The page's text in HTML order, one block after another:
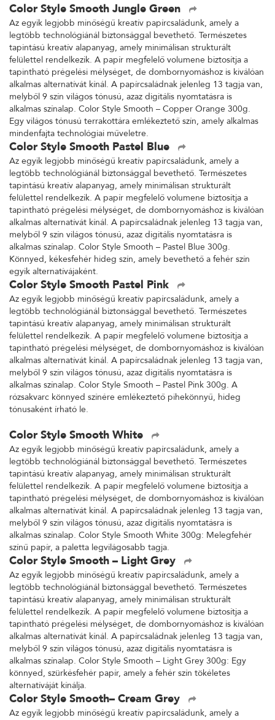
Color Style Smooth Jungle Green
Az egyik legjobb minőségű kreatív papírcsaládunk, amely a
legtöbb technológiánál biztonsággal bevethető. Természetes
tapintású kreatív alapanyag, amely minimálisan strukturált
felülettel rendelkezik. A papír megfelelő volumene biztosítja a
tapintható prégelési mélységet, de dombornyomáshoz is kiválóan
alkalmas alternatívát kínál. A papírcsaládnak jelenleg 13 tagja van,
melyből 9 szín világos tónusú, azaz digitális nyomtatásra is
alkalmas színalap. Color Style Smooth – Copper Orange 300g.
Egy világos tónusú terrakottára emlékeztető szín, amely alkalmas
mindenfajta technológiai műveletre.
Color Style Smooth Pastel Blue
Az egyik legjobb minőségű kreatív papírcsaládunk, amely a
legtöbb technológiánál biztonsággal bevethető. Természetes
tapintású kreatív alapanyag, amely minimálisan strukturált
felülettel rendelkezik. A papír megfelelő volumene biztosítja a
tapintható prégelési mélységet, de dombornyomáshoz is kiválóan
alkalmas alternatívát kínál. A papírcsaládnak jelenleg 13 tagja van,
melyből 9 szín világos tónusú, azaz digitális nyomtatásra is
alkalmas színalap. Color Style Smooth – Pastel Blue 300g.
Könnyed, kékesfehér hideg szín, amely bevethető a fehér szín
egyik alternatívájaként.
Color Style Smooth Pastel Pink
Az egyik legjobb minőségű kreatív papírcsaládunk, amely a
legtöbb technológiánál biztonsággal bevethető. Természetes
tapintású kreatív alapanyag, amely minimálisan strukturált
felülettel rendelkezik. A papír megfelelő volumene biztosítja a
tapintható prégelési mélységet, de dombornyomáshoz is kiválóan
alkalmas alternatívát kínál. A papírcsaládnak jelenleg 13 tagja van,
melyből 9 szín világos tónusú, azaz digitális nyomtatásra is
alkalmas színalap. Color Style Smooth – Pastel Pink 300g. A
rózsakvarc könnyed színére emlékeztető pihekönnyű, hideg
tónusaként írható le.
Color Style Smooth White
Az egyik legjobb minőségű kreatív papírcsaládunk, amely a
legtöbb technológiánál biztonsággal bevethető. Természetes
tapintású kreatív alapanyag, amely minimálisan strukturált
felülettel rendelkezik. A papír megfelelő volumene biztosítja a
tapintható prégelési mélységet, de dombornyomáshoz is kiválóan
alkalmas alternatívát kínál. A papírcsaládnak jelenleg 13 tagja van,
melyből 9 szín világos tónusú, azaz digitális nyomtatásra is
alkalmas színalap. Color Style Smooth White 300g: Melegfehér
színű papír, a paletta legvilágosabb tagja.
Color Style Smooth – Light Grey
Az egyik legjobb minőségű kreatív papírcsaládunk, amely a
legtöbb technológiánál biztonsággal bevethető. Természetes
tapintású kreatív alapanyag, amely minimálisan strukturált
felülettel rendelkezik. A papír megfelelő volumene biztosítja a
tapintható prégelési mélységet, de dombornyomáshoz is kiválóan
alkalmas alternatívát kínál. A papírcsaládnak jelenleg 13 tagja van,
melyből 9 szín világos tónusú, azaz digitális nyomtatásra is
alkalmas színalap. Color Style Smooth – Light Grey 300g: Egy
könnyed, szürkésfehér papír, amely a fehér szín tökéletes
alternatíváját kínálja.
Color Style Smooth– Cream Grey
Az egyik legjobb minőségű kreatív papírcsaládunk, amely a